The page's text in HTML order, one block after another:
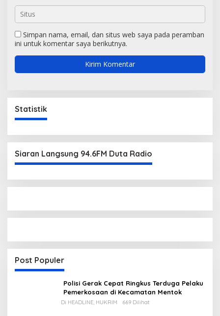
Simpan nama, email, dan situs web saya pada peramban
ini untuk komentar saya berikutnya.
Statistik
Siaran Langsung 94.6FM Duta Radio
Post Populer
Polisi Gerak Cepat Ringkus Terduga Pelaku
Pemerkosaan di Kecamatan Mentok
Di HEADLINE, HUKRIM 669 Dilihat